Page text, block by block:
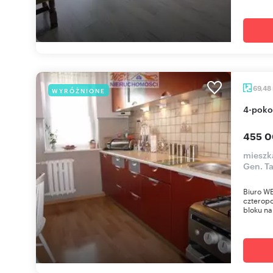
WYRÓŻNIONE 69,48
4-
455
Gen.
Biuro
bloku